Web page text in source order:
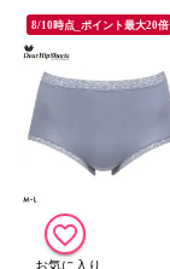
8/10時点_ポイント最大20倍